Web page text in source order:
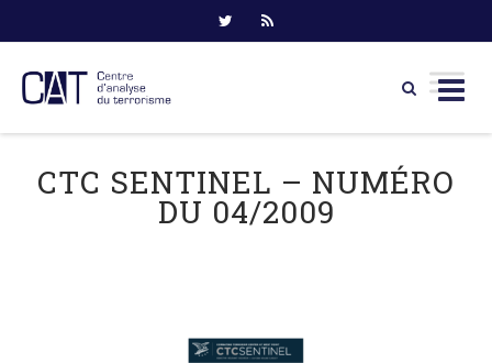
content
CTC SENTINEL – NUMÉRO
DU 04/2009